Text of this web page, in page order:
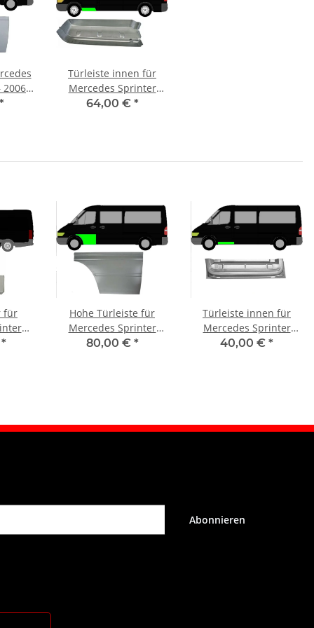
2006
Türleiste innen für
Mercedes Sprinter
1995 – 2006 vorne links
64,00 € *
für
links
*
Hohe Türleiste für
Mercedes Sprinter
1995 – 2006 vorne links
80,00 € *
Türleiste innen für
Mercedes Sprinter
1995 – 2006 vorne
40,00 € *
Abonnieren